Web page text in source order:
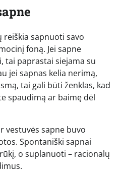
sapnuoti savo
foną. Jei sapne
tai paprastai siejama su
jei sapnas kelia nerimą,
tai gali būti ženklas, kad
spaudimą ar baimę dėl
vestuvės sapne buvo
Spontaniški sapnai
o suplanuoti – racionalų